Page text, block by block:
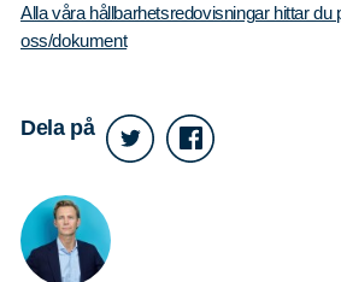
Alla våra hållbarhetsredovisningar hittar du
oss/dokument
Dela på